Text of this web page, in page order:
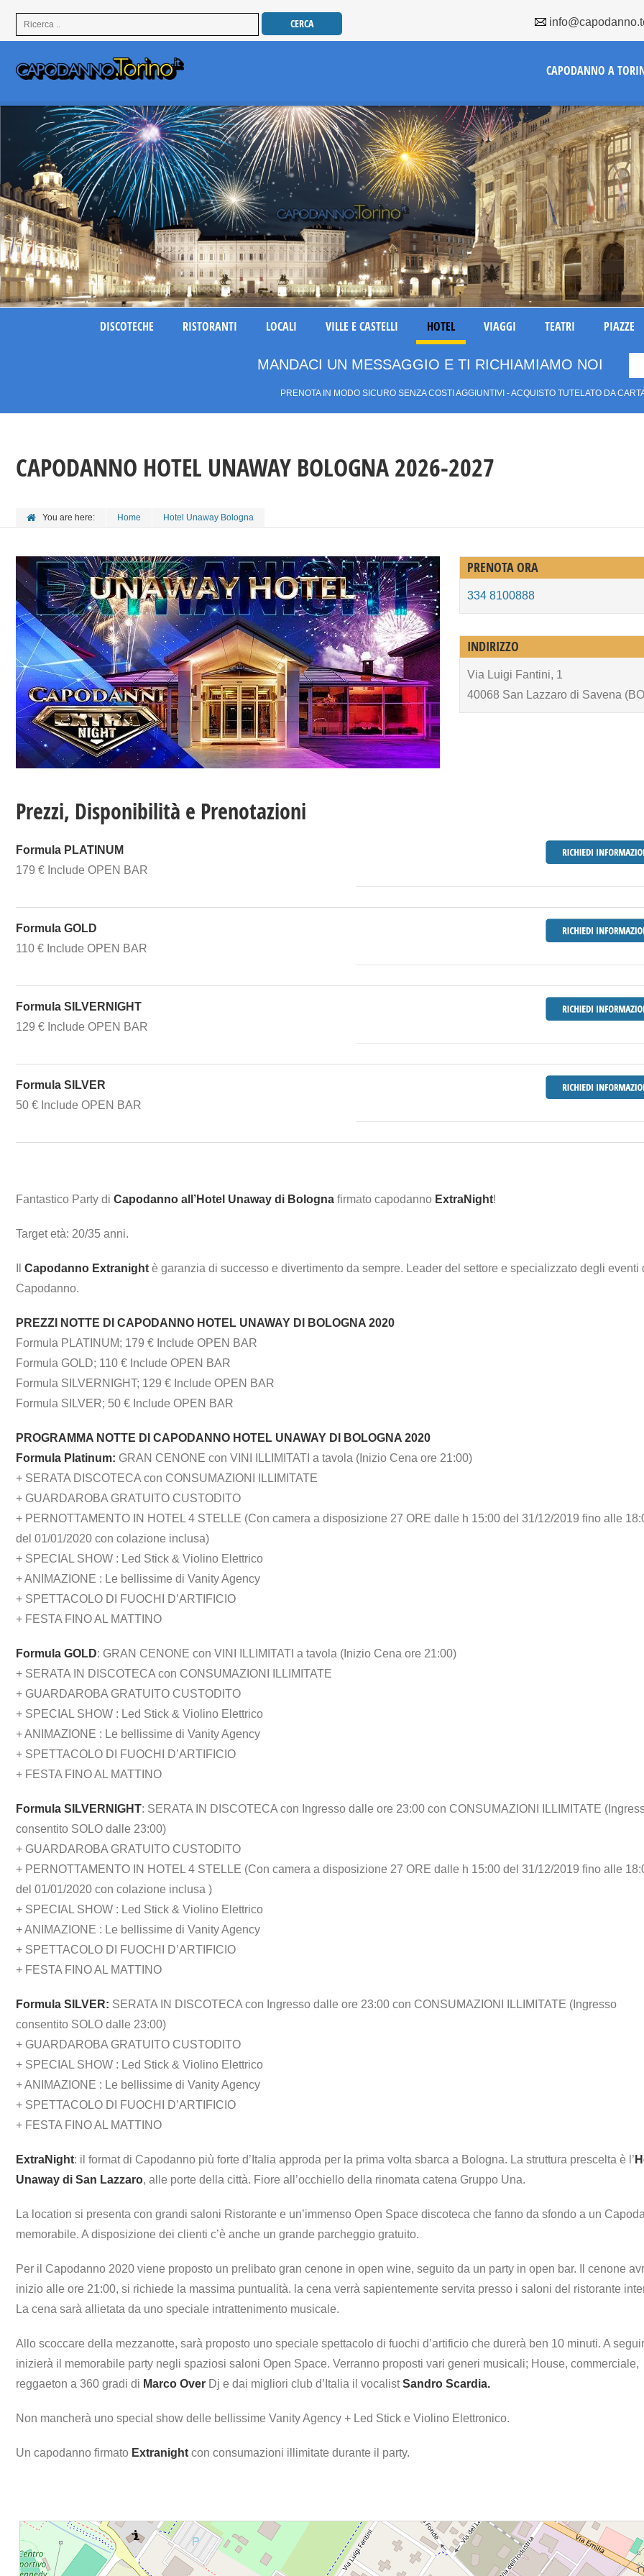
CAPODANNO A
DISCOTECHE RISTORANTI LOCALI VILLE E CASTELLI HOTEL VIAGGI TEATRI PIAZZE
MANDACI UN MESSAGGIO E TI RICHIAMIAMO NOI
PRENOTA IN MODO SICURO SENZA COSTI AGGIUNTIVI - ACQUISTO TUTELATO DA
CAPODANNO HOTEL UNAWAY BOLOGNA 2026-2027
You are here: Home Hotel Unaway Bologna
PRENOTA ORA
334 8100888
INDIRIZZO
Via Luigi Fantini, 1
40068 San Lazzaro di Savena
Prezzi, Disponibilità e Prenotazioni
Formula PLATINUM
179 € Include OPEN BAR
Formula GOLD
110 € Include OPEN BAR
Formula SILVERNIGHT
129 € Include OPEN BAR
Formula SILVER
50 € Include OPEN BAR
Fantastico Party di Capodanno all’Hotel Unaway di Bologna firmato capodanno ExtraNight!
Target età: 20/35 anni.
Capodanno Extranight è garanzia di successo e divertimento da sempre. Leader del settore e specializzato degli eventi
Capodanno.
PREZZI NOTTE DI CAPODANNO HOTEL UNAWAY DI BOLOGNA 2020
Formula PLATINUM; 179 € Include OPEN BAR
Formula GOLD; 110 € Include OPEN BAR
Formula SILVERNIGHT; 129 € Include OPEN BAR
Formula SILVER; 50 € Include OPEN BAR
PROGRAMMA NOTTE DI CAPODANNO HOTEL UNAWAY DI BOLOGNA 2020
Formula Platinum: GRAN CENONE con VINI ILLIMITATI a tavola (Inizio Cena ore 21:00)
+ SERATA DISCOTECA con CONSUMAZIONI ILLIMITATE
+ GUARDAROBA GRATUITO CUSTODITO
+ PERNOTTAMENTO IN HOTEL 4 STELLE (Con camera a disposizione 27 ORE dalle h 15:00 del 31/12/2019 fino alle
del 01/01/2020 con colazione inclusa)
+ SPECIAL SHOW : Led Stick & Violino Elettrico
+ ANIMAZIONE : Le bellissime di Vanity Agency
+ SPETTACOLO DI FUOCHI D’ARTIFICIO
+ FESTA FINO AL MATTINO
Formula GOLD: GRAN CENONE con VINI ILLIMITATI a tavola (Inizio Cena ore 21:00)
+ SERATA IN DISCOTECA con CONSUMAZIONI ILLIMITATE
+ GUARDAROBA GRATUITO CUSTODITO
+ SPECIAL SHOW : Led Stick & Violino Elettrico
+ ANIMAZIONE : Le bellissime di Vanity Agency
+ SPETTACOLO DI FUOCHI D’ARTIFICIO
+ FESTA FINO AL MATTINO
Formula SILVERNIGHT: SERATA IN DISCOTECA con Ingresso dalle ore 23:00 con CONSUMAZIONI ILLIMITATE
consentito SOLO dalle 23:00)
+ GUARDAROBA GRATUITO CUSTODITO
+ PERNOTTAMENTO IN HOTEL 4 STELLE (Con camera a disposizione 27 ORE dalle h 15:00 del 31/12/2019 fino alle
del 01/01/2020 con colazione inclusa )
+ SPECIAL SHOW : Led Stick & Violino Elettrico
+ ANIMAZIONE : Le bellissime di Vanity Agency
+ SPETTACOLO DI FUOCHI D’ARTIFICIO
+ FESTA FINO AL MATTINO
Formula SILVER: SERATA IN DISCOTECA con Ingresso dalle ore 23:00 con CONSUMAZIONI ILLIMITATE (Ingresso
consentito SOLO dalle 23:00)
+ GUARDAROBA GRATUITO CUSTODITO
+ SPECIAL SHOW : Led Stick & Violino Elettrico
+ ANIMAZIONE : Le bellissime di Vanity Agency
+ SPETTACOLO DI FUOCHI D’ARTIFICIO
+ FESTA FINO AL MATTINO
ExtraNight: il format di Capodanno più forte d’Italia approda per la prima volta sbarca a Bologna. La struttura prescelta è l’
Unaway di San Lazzaro, alle porte della città. Fiore all’occhiello della rinomata catena Gruppo Una.
La location si presenta con grandi saloni Ristorante e un’immenso Open Space discoteca che fanno da sfondo a un
memorabile. A disposizione dei clienti c’è anche un grande parcheggio gratuito.
Per il Capodanno 2020 viene proposto un prelibato gran cenone in open wine, seguito da un party in open bar. Il cenone
inizio alle ore 21:00, si richiede la massima puntualità. la cena verrà sapientemente servita presso i saloni del ristorante
La cena sarà allietata da uno speciale intrattenimento musicale.
Allo scoccare della mezzanotte, sarà proposto uno speciale spettacolo di fuochi d’artificio che durerà ben 10 minuti. A
inizierà il memorabile party negli spaziosi saloni Open Space. Verranno proposti vari generi musicali; House, commerciale,
reggaeton a 360 gradi di Marco Over Dj e dai migliori club d’Italia il vocalistSandro Scardia.
Non mancherà uno special show delle bellissime Vanity Agency + Led Stick e Violino Elettronico.
Un capodanno firmato Extranight con consumazioni illimitate durante il party.